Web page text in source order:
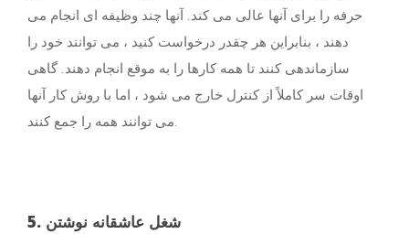
حرفه را برای آنها عالی می کند. آنها چند وظیفه ای انجام می
دهند ، بنابراین هر چقدر درخواست کنید ، می توانند خود را
سازماندهی کنند تا همه کارها را به موقع انجام دهند. گاهی
اوقات سر کاملاً از کنترل خارج می شود ، اما با روش کار آنها
می توانند همه را جمع کنند.
5. شغل عاشقانه نوشتن